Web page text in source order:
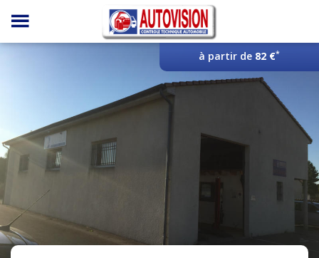
Panneau de gestion des cookies
à partir de 82 €*